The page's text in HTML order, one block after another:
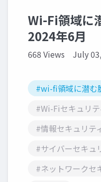
Wi-Fi領域に
2024年6月
668 Views July
#wi-fi領域に潜む
#Wi-Fiセキュリテ
#情報セキュリテ
#サイバーセキュ
#ネットワークセ